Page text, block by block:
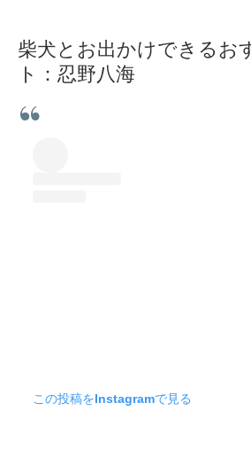
柴犬とお出かけできるお
ト：忍野八海
この投稿をInstagramで見る